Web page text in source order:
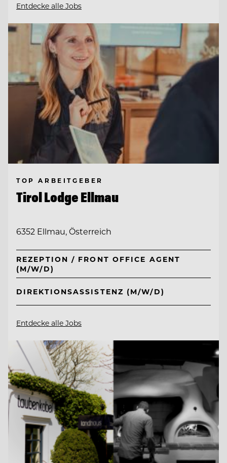
Entdecke alle Jobs
TOP ARBEITGEBER
Tirol Lodge Ellmau
6352 Ellmau, Österreich
REZEPTION / FRONT OFFICE AGENT
(M/W/D)
DIREKTIONSASSISTENZ (M/W/D)
Entdecke alle Jobs